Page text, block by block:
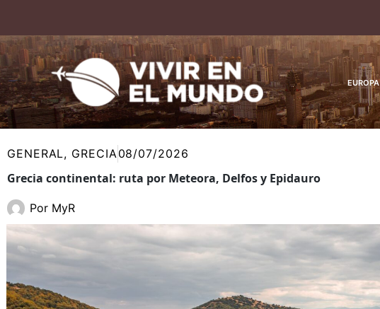
contenido
EUROPA
GENERAL, GRECIA08/07/2026
Grecia continental: ruta por Meteora, Delfos y Epidauro
Por MyR